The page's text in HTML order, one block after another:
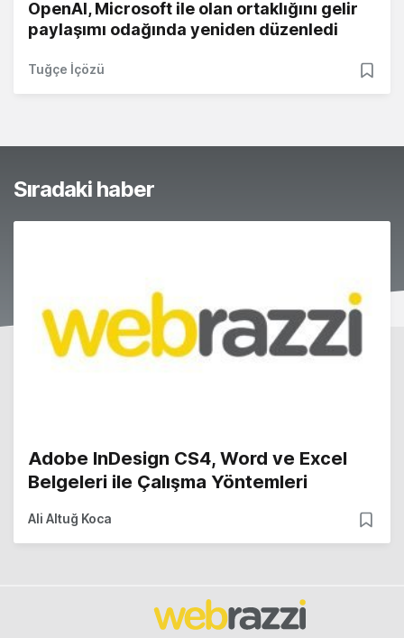
OpenAI, Microsoft ile olan ortaklığını gelir
paylaşımı odağında yeniden düzenledi
Tuğçe İçözü
Sıradaki haber
Adobe InDesign CS4, Word ve Excel
Belgeleri ile Çalışma Yöntemleri
Ali Altuğ Koca